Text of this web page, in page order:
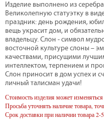
Изделие выполнено из
Великолепную статуэтку в
праздник: день рождения,
вещь украсит дом, и
владельцу. Слон - символ
восточной культуре слоны –
качествами, присущими
интеллектом, терпением и
Слон приносит в дом успех и
личный талисман удачи!
Стоимость изделия может
Просьба уточнять наличие товара,
Срок доставки при наличии товара 2-